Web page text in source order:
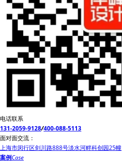
电话联系
131-2059-9128/400-088-5113
面对面交流：
上海市闵行区剑川路888号淡水河畔科创园25幢
案例Case